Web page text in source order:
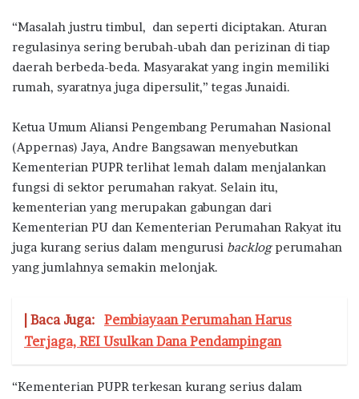
“Masalah justru timbul, dan seperti diciptakan. Aturan
regulasinya sering berubah-ubah dan perizinan di tiap
daerah berbeda-beda. Masyarakat yang ingin memiliki
rumah, syaratnya juga dipersulit,” tegas Junaidi.
Ketua Umum Aliansi Pengembang Perumahan Nasional
(Appernas) Jaya, Andre Bangsawan menyebutkan
Kementerian PUPR terlihat lemah dalam menjalankan
fungsi di sektor perumahan rakyat. Selain itu,
kementerian yang merupakan gabungan dari
Kementerian PU dan Kementerian Perumahan Rakyat itu
juga kurang serius dalam mengurusi backlogperumahan
yang jumlahnya semakin melonjak.
| Baca Juga: Pembiayaan Perumahan Harus
Terjaga, REI Usulkan Dana Pendampingan
“Kementerian PUPR terkesan kurang serius dalam